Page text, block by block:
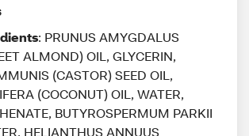
: PRUNUS AMYGDALUS
ALMOND) OIL, GLYCERIN,
(CASTOR) SEED OIL,
(COCONUT) OIL, WATER,
BUTYROSPERMUM PARKII
HELIANTHUS ANNUUS